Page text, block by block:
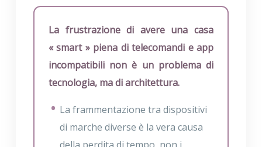
La frustrazione di avere una casa
« smart » piena di telecomandi e app
incompatibili non è un problema di
tecnologia, ma di architettura.
La frammentazione tra dispositivi
di marche diverse è la vera causa